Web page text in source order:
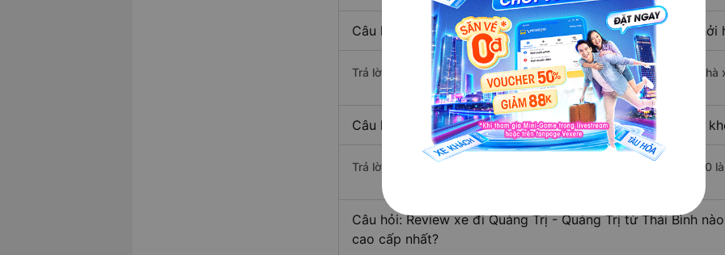
Câu hỏi: Nhà xe đi Thái Bình Quảng Trị - Quảng Trị nào khởi
Trả lời: Chuyến xe có giờ xuất phát sớm nhất vào lúc 5:30 là của nhà
Câu hỏi: Nhà xe đi Quảng Trị - Quảng Trị từ Thái Bình nào
Trả lời: Chuyến xe có giờ xuất phát trễ (muộn) nhất là vào lúc 16:30
Câu hỏi: Review xe đi Quảng Trị - Quảng Trị từ Thái Bình
cao cấp nhất?